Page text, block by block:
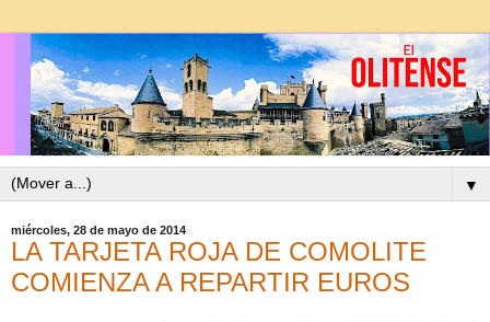
▼
miércoles, 28 de mayo de 2014
LA TARJETA ROJA DE COMOLITE
COMIENZA A REPARTIR EUROS